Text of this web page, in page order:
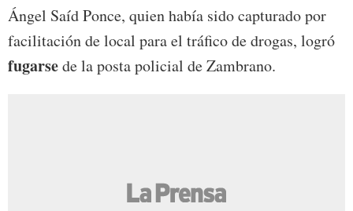
Ángel Saíd Ponce, quien había sido capturado por
facilitación de local para el tráfico de drogas, logró
fugarsede la posta policial de Zambrano.